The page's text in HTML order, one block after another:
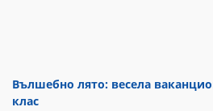
Вълшебно лято: весела
клас